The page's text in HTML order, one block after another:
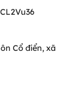
Cổ điển, xã